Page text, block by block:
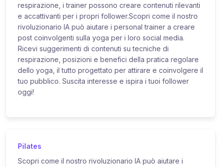
respirazione, i trainer possono creare contenuti rilevanti
e accattivanti per i propri follower.Scopri come il nostro
rivoluzionario IA può aiutare i personal trainer a creare
post coinvolgenti sulla yoga per i loro social media.
Ricevi suggerimenti di contenuti su tecniche di
respirazione, posizioni e benefici della pratica regolare
dello yoga, il tutto progettato per attirare e coinvolgere il
tuo pubblico. Suscita interesse e ispira i tuoi follower
oggi!
Pilates
Scopri come il nostro rivoluzionario IA può aiutare i